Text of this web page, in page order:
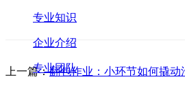
专业知识
企业介绍
专业团队
上一篇：翻包作业：小环节如何撬动